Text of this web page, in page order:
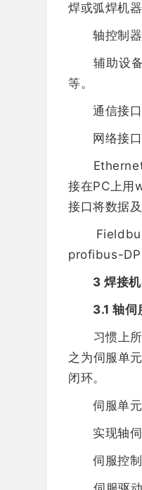
焊或弧焊机
轴控制器
辅助设备
等。
通信接口
网络接口
Ethernet接
接在PC上用
接口将数据
Fieldbus
profibus-DP
3 焊接
3.1 轴伺
习惯上所
之为伺服单
闭环。
伺服单元
实现轴伺
伺服控制